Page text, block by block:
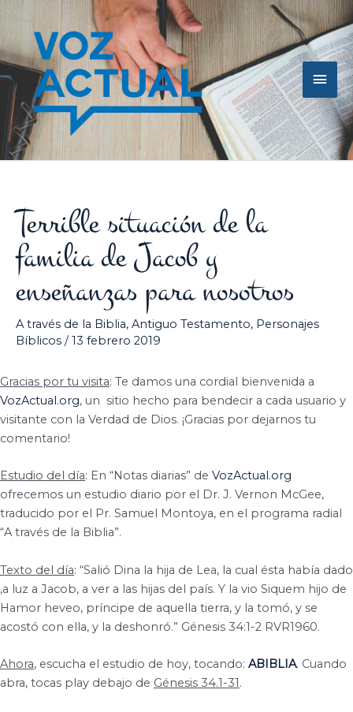
contenido
Terrible situación de la
familia de Jacob y
enseñanzas para nosotros
A través de la Biblia, Antiguo Testamento, Personajes
Bíblicos /13 febrero 2019
Gracias por tu visita: Te damos una cordial bienvenida a
VozActual.org, un sitio hecho para bendecir a cada usuario y
visitante con la Verdad de Dios. ¡Gracias por dejarnos tu
comentario!
Estudio del día: En “Notas diarias” de VozActual.org
ofrecemos un estudio diario por el Dr. J. Vernon McGee,
traducido por el Pr. Samuel Montoya, en el programa radial
“A través de la Biblia”.
Texto del día: “Salió Dina la hija de Lea, la cual ésta había dado
,a luz a Jacob, a ver a las hijas del país. Y la vio Siquem hijo de
Hamor heveo, príncipe de aquella tierra, y la tomó, y se
acostó con ella, y la deshonró.” Génesis 34:1-2 RVR1960.
Ahora, escucha el estudio de hoy, tocando: ABIBLIA. Cuando
abra, tocas play debajo de Génesis 34.1-31.